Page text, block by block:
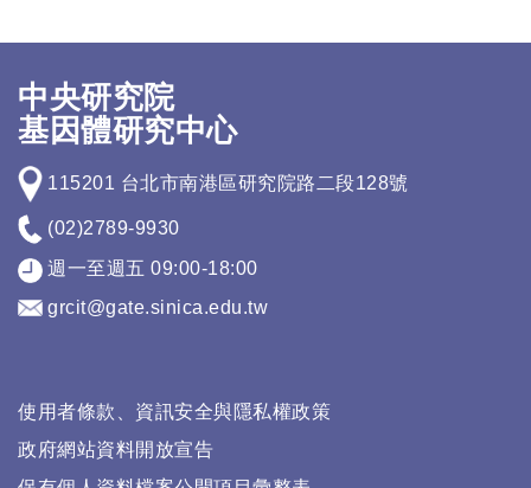
中央研究院
基因體研究中心
115201 台北市南港區研究院路二段128號
(02)2789-9930
週一至週五 09:00-18:00
grcit@gate.sinica.edu.tw
使用者條款、資訊安全與隱私權政策
政府網站資料開放宣告